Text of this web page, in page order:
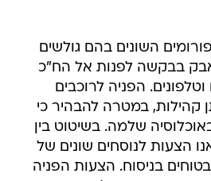
השונים בהם גולשים
בבקשה לפנות אל הח"כ
הפניה לרוכבים
קהילות, במטרה להבהיר כי
שלמה. בשיטוט בין
הצעות לנוסחים שונים של
בניסוח. הצעות הפניה